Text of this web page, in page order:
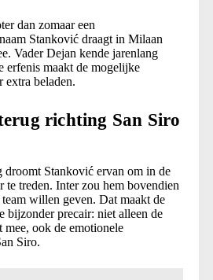
dan zomaar een
Stanković draagt in Milaan
Vader Dejan kende jarenlang
erfenis maakt de mogelijke
extra beladen.
richting San Siro
droomt Stanković ervan om in de
te treden. Inter zou hem bovendien
willen geven. Dat maakt de
bijzonder precair: niet alleen de
mee, ook de emotionele
Siro.